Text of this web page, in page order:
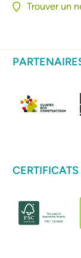
Trouver un
CERTIFICATS